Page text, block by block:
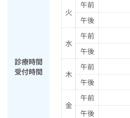
診療時間
受付時間
火
午前
午後
水
午前
午後
木
午前
午後
金
午前
午後